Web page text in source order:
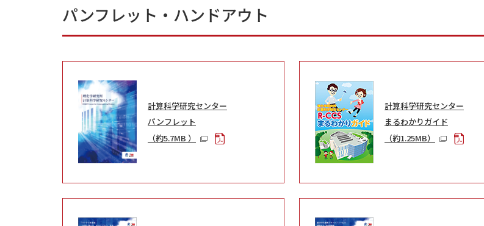
パンフレット・ハンドアウト
計算科学研究センター
パンフレット
（約5.7MB ）
計算科学研究センター
まるわかりガイド
（約1.25MB）